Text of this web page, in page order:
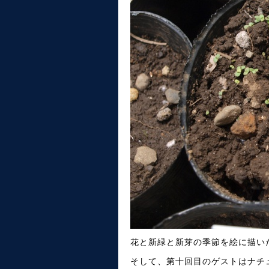
花と新緑と新芽の季節を絵に描
そして、第十回目のゲストはナ